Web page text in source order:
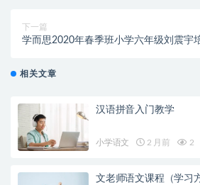
下一篇
学而思2020年春季班小学六年级刘震宇
相关文章
汉语拼音入门教学
小学语文 2 月前 2
文老师语文课程（学习